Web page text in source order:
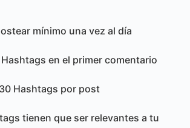
mínimo una vez al día
en el primer comentario
Hashtags por post
tienen que ser relevantes a tu